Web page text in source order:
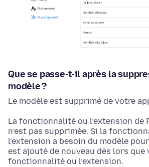
Que se passe-t-il après la
modèle ?
Le modèle est supprimé de votre
La fonctionnalité ou l’extension de
n’est pas supprimée. Si la
l’extension a besoin du modèle
est ajouté de nouveau dès lors que
fonctionnalité ou l’extension.